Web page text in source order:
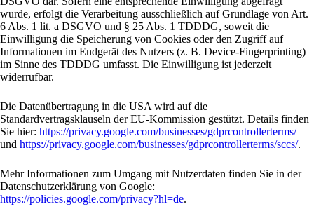
wurde, erfolgt die Verarbeitung ausschließlich auf Grundlage von Art.
6 Abs. 1 lit. a DSGVO und § 25 Abs. 1 TDDDG, soweit die
Einwilligung die Speicherung von Cookies oder den Zugriff auf
Informationen im Endgerät des Nutzers (z. B. Device-Fingerprinting)
im Sinne des TDDDG umfasst. Die Einwilligung ist jederzeit
widerrufbar.
Die Datenübertragung in die USA wird auf die
Standardvertragsklauseln der EU-Kommission gestützt. Details finden
Sie hier: https://privacy.google.com/businesses/gdprcontrollerterms/
und https://privacy.google.com/businesses/gdprcontrollerterms/sccs/.
Mehr Informationen zum Umgang mit Nutzerdaten finden Sie in der
Datenschutzerklärung von Google:
https://policies.google.com/privacy?hl=de.